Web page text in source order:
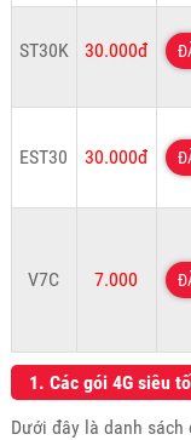
ST30K 30.000đ
EST30 30.000đ
V7C 7.000
1. Các gói 4G siêu
Dưới đây là danh